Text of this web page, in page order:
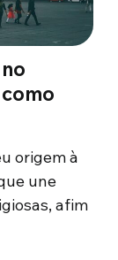
origem à
une
afim